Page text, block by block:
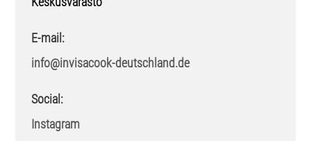
E-mail:
info@invisacook-deutschland.de
Social:
Instagram